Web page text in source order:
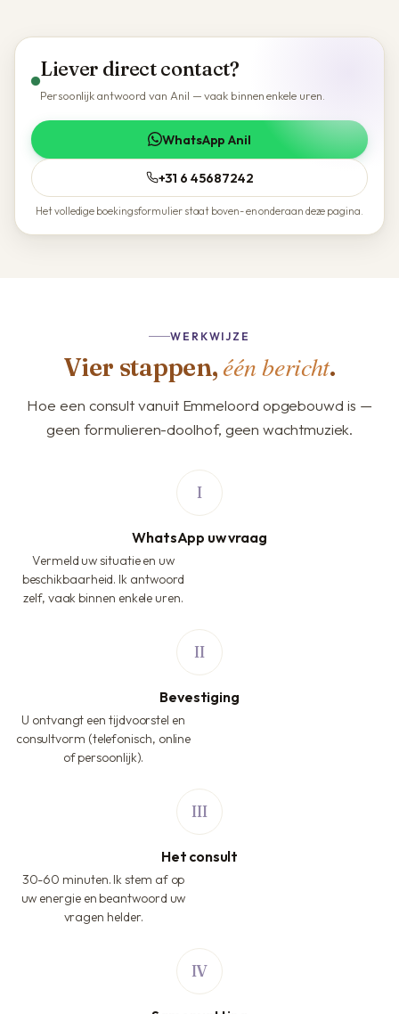
Liever direct contact?
Persoonlijk antwoord van Anil — vaak binnen enkele uren.
WhatsApp Anil
+31 6 45687242
Het volledige boekingsformulier staat boven- en onderaan deze pagina.
WERKWIJZE
Vier stappen, één bericht.
Hoe een consult vanuit Emmeloord opgebouwd is —
geen formulieren-doolhof, geen wachtmuziek.
WhatsApp uw vraag
Vermeld uw situatie en uw
beschikbaarheid. Ik antwoord
zelf, vaak binnen enkele uren.
Bevestiging
U ontvangt een tijdvoorstel en
consultvorm (telefonisch, online
of persoonlijk).
Het consult
30-60 minuten. Ik stem af op
uw energie en beantwoord uw
vragen helder.